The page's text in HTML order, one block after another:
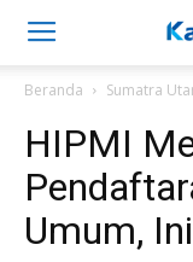
Beranda Sumatra
HIPMI
Umum,